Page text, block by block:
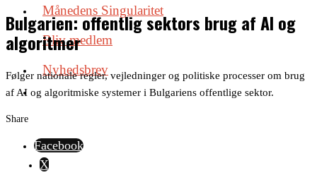
Månedens Singularitet
Bliv medlem
Nyhedsbrev
Bulgarien: offentlig sektors brug af AI og
algoritmer
Følger nationale regler, vejledninger og politiske processer om brug
af AI og algoritmiske systemer i Bulgariens offentlige sektor.
Share
Facebook
X